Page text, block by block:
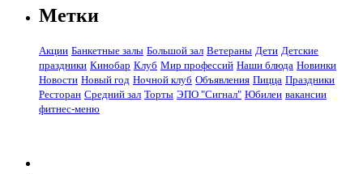
Метки
Акции Банкетные залы Большой зал Ветераны Дети Детские
праздники Кинобар Клуб Мир профессий Наши блюда Новинки
Новости Новый год Ночной клуб Объявления Пицца Праздники
Ресторан Средний зал Торты ЭПО "Сигнал" Юбилеи вакансии
фитнес-меню